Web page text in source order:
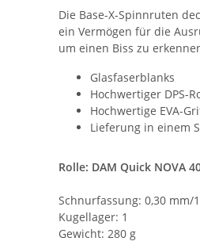
Die Base-X-Spinnruten
ein Vermögen für die
um einen Biss zu
Glasfaserblanks
Hochwertiger DPS-
Hochwertige EVA-
Lieferung in einem
Rolle: DAM Quick NOVA
Schnurfassung: 0,30 mm/
Kugellager: 1
Gewicht: 280 g